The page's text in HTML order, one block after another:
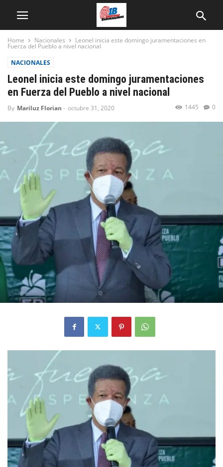
Home Nacionales Leonel inicia este domingo juramentaciones en
Fuerza del Pueblo a nivel nacional
NACIONALES
Leonel inicia este domingo juramentaciones
en Fuerza del Pueblo a nivel nacional
By Mariluz Florian - octubre 31, 2020 0
1445